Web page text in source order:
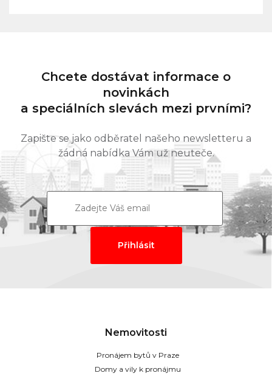
Chcete dostávat informace o
novinkách
a speciálních slevách mezi prvními?
Zapište se jako odběratel našeho newsletteru a
žádná nabídka Vám už neuteče.
Nemovitosti
Pronájem bytů v Praze
Domy a vily k pronájmu